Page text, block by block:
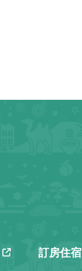
訂房住宿